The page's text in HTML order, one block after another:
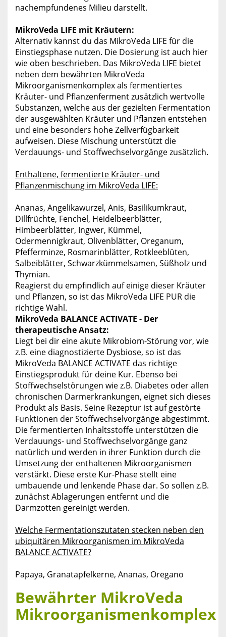
nachempfundenes Milieu darstellt.
MikroVeda LIFE mit Kräutern:
Alternativ kannst du das MikroVeda LIFE für die
Einstiegsphase nutzen. Die Dosierung ist auch hier
wie oben beschrieben. Das MikroVeda LIFE bietet
neben dem bewährten MikroVeda
Mikroorganismenkomplex als fermentiertes
Kräuter- und Pflanzenferment zusätzlich wertvolle
Substanzen, welche aus der gezielten Fermentation
der ausgewählten Kräuter und Pflanzen entstehen
und eine besonders hohe Zellverfügbarkeit
aufweisen. Diese Mischung unterstützt die
Verdauungs- und Stoffwechselvorgänge zusätzlich.
Enthaltene, fermentierte Kräuter- und
Pflanzenmischung im MikroVeda LIFE:
Ananas, Angelikawurzel, Anis, Basilikumkraut,
Dillfrüchte, Fenchel, Heidelbeerblätter,
Himbeerblätter, Ingwer, Kümmel,
Odermennigkraut, Olivenblätter, Oreganum,
Pfefferminze, Rosmarinblätter, Rotkleeblüten,
Salbeiblätter, Schwarzkümmelsamen, Süßholz und
Thymian.
Reagierst du empfindlich auf einige dieser Kräuter
und Pflanzen, so ist das MikroVeda LIFE PUR die
richtige Wahl.
MikroVeda BALANCE ACTIVATE - Der
therapeutische Ansatz:
Liegt bei dir eine akute Mikrobiom-Störung vor, wie
z.B. eine diagnostizierte Dysbiose, so ist das
MikroVeda BALANCE ACTIVATE das richtige
Einstiegsprodukt für deine Kur. Ebenso bei
Stoffwechselstörungen wie z.B. Diabetes oder allen
chronischen Darmerkrankungen, eignet sich dieses
Produkt als Basis. Seine Rezeptur ist auf gestörte
Funktionen der Stoffwechselvorgänge abgestimmt.
Die fermentierten Inhaltsstoffe unterstützen die
Verdauungs- und Stoffwechselvorgänge ganz
natürlich und werden in ihrer Funktion durch die
Umsetzung der enthaltenen Mikroorganismen
verstärkt. Diese erste Kur-Phase stellt eine
umbauende und lenkende Phase dar. So sollen z.B.
zunächst Ablagerungen entfernt und die
Darmzotten gereinigt werden.
Welche Fermentationszutaten stecken neben den
ubiquitären Mikroorganismen im MikroVeda
BALANCE ACTIVATE?
Papaya, Granatapfelkerne, Ananas, Oregano
Bewährter MikroVeda
Mikroorganismenkomplex